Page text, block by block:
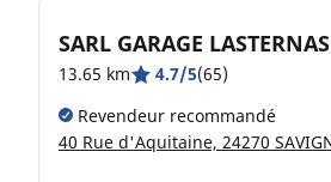
SARL GARAGE LASTERNAS
13.65 km 4.7/5(65)
Revendeur recommandé